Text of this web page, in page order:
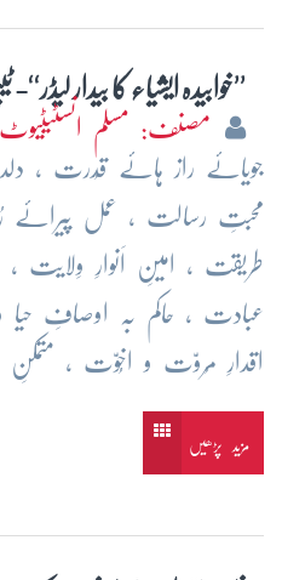
’’خوابیدہ ایشیاء کا بیدار
مصنف: مسلم انسٹیٹیوٹ
جویائے راز ہائے قُدرت ،
محبتِ رسالت ، عمل پیرائے
طریقت ، امینِ اَنوارِ وِلایت ،
عبادت ، حاکم بہ اوصافِ حیا
اقدارِ مُروّت و اخُوّت ،
مزید پڑھیں